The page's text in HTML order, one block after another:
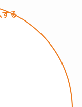
する